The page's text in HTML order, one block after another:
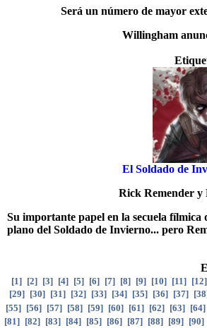
Será un número de mayor
Willingham
El Soldado de
Rick Remender y
Su importante papel en la secuela
plano del Soldado de Invierno... pero
[1] [2] [3] [4] [5] [6] [7] [8] [9] [10] [11] [12]
[29] [30] [31] [32] [33] [34] [35] [36] [37] [38
[55] [56] [57] [58] [59] [60] [61] [62] [63] [64]
[81] [82] [83] [84] [85] [86] [87] [88] [89] [90]